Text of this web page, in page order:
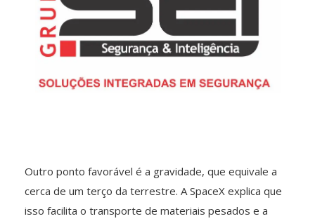
Outro ponto favorável é a gravidade, que equivale a
cerca de um terço da terrestre. A SpaceX explica que
isso facilita o transporte de materiais pesados e a